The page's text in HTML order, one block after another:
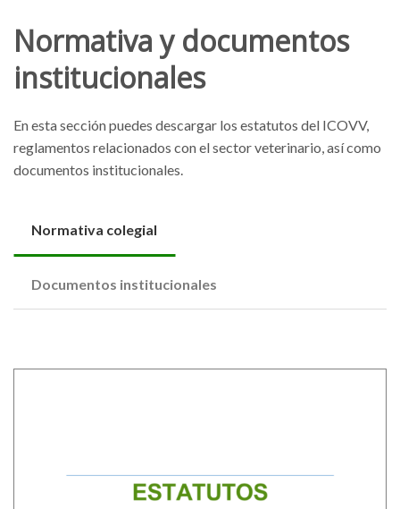
Normativa y documentos
institucionales
En esta sección puedes descargar los estatutos del ICOVV,
reglamentos relacionados con el sector veterinario, así como
documentos institucionales.
Normativa colegial
Documentos institucionales